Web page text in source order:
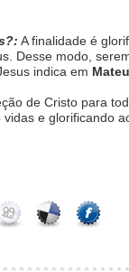
A finalidade é
Desse modo,
indica em
de Cristo para
e glorificando